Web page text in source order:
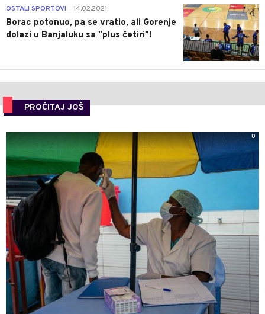
3
OSTALI SPORTOVI 14.02.2021.
Borac potonuo, pa se vratio, ali Gorenje
dolazi u Banjaluku sa "plus četiri"!
PROČITAJ JOŠ
0